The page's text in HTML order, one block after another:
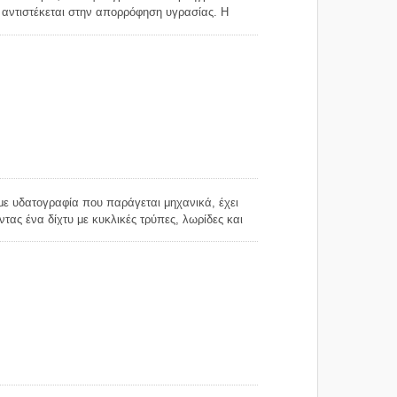
στην απορρόφηση υγρασίας. Η
υδατογραφία που παράγεται μηχανικά, έχει
ένα δίχτυ με κυκλικές τρύπες, λωρίδες και
φρέσκων λουλουδιών και γλάστρες.